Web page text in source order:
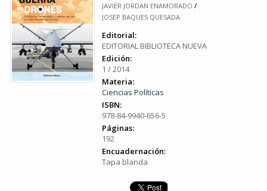
JAVIER JORDAN ENAMORADO /
JOSEP BAQUES QUESADA
Editorial:
EDITORIAL BIBLIOTECA NUEVA
Edición:
1 / 2014
Materia:
Ciencias Políticas
ISBN:
978-84-9940-656-5
Páginas:
192
Encuadernación:
Tapa blanda